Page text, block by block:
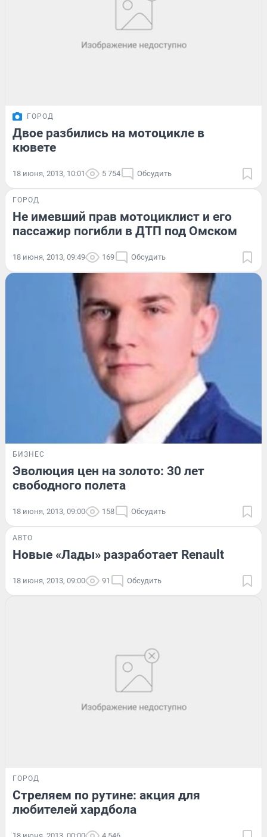
ГОРОД
Двое разбились на мотоцикле в
кювете
18 июня, 2013, 10:01 5 754 Обсудить
ГОРОД
Не имевший прав мотоциклист и его
пассажир погибли в ДТП под Омском
18 июня, 2013, 09:49 169 Обсудить
БИЗНЕС
Эволюция цен на золото: 30 лет
свободного полета
18 июня, 2013, 09:00 158 Обсудить
АВТО
Новые «Лады» разработает Renault
18 июня, 2013, 09:00 91 Обсудить
ГОРОД
Стреляем по рутине: акция для
любителей хардбола